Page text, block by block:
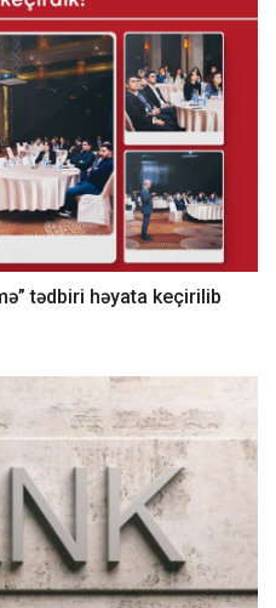
tədbiri həyata keçirilib